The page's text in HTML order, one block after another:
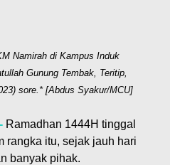
Namirah di Kampus Induk
Gunung Tembak, Teritip,
sore.* [Abdus Syakur/MCU]
Ramadhan 1444H tinggal
rangka itu, sejak jauh hari
banyak pihak.